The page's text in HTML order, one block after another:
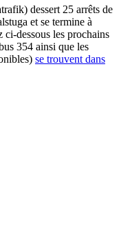
dessert 25 arrêts de
et se termine à
dessous les prochains
354 ainsi que les
se trouvent dans